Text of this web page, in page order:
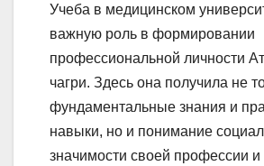
Учеба в медицинском
важную роль в формировании
профессиональной личности
чагри. Здесь она получила не
фундаментальные знания и
навыки, но и понимание
значимости своей профессии и